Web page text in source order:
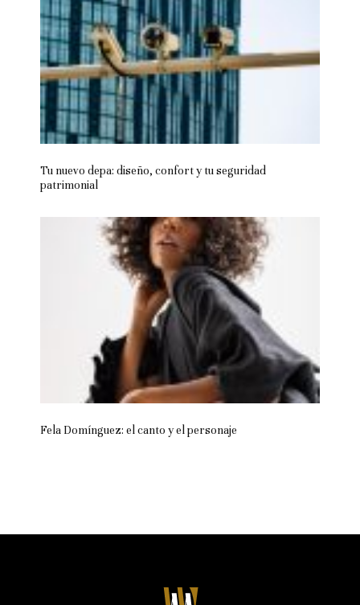
Tu nuevo depa: diseño, confort y tu seguridad
patrimonial
Fela Domínguez: el canto y el personaje